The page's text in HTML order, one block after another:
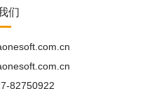
们
82750922